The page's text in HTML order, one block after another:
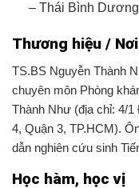
– Thái Bình
Thương hiệu /
TS.BS Nguyễn Thành
chuyên môn Phòng
Thành Như (địa chỉ: 4/
4, Quận 3, TP.HCM).
dẫn nghiên cứu sinh
Học hàm, học vị